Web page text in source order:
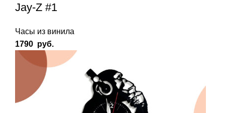
Jay-Z #1
Часы из винила
1790 руб.